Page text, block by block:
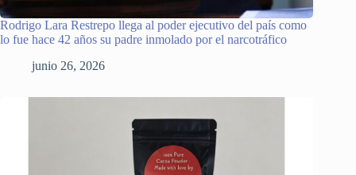
Rodrigo Lara Restrepo llega al poder ejecutivo del país como
lo fue hace 42 años su padre inmolado por el narcotráfico
junio 26, 2026